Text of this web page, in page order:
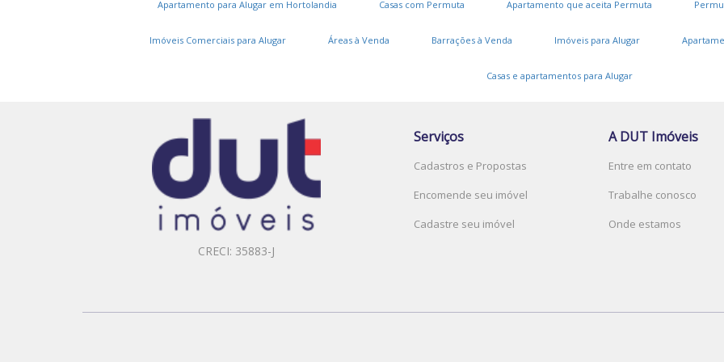
Apartamento para Alugar em Hortolandia Casas com Permuta Apartamento que aceita Permuta
Imóveis Comerciais para Alugar Áreas à Venda Barrações à Venda Imóveis para Alugar
Casas e apartamentos para Alugar
CRECI: 35883-J
Serviços
Cadastros e Propostas
Encomende seu imóvel
Cadastre seu imóvel
A DUT Imóveis
Entre em contato
Trabalhe conosco
Onde estamos